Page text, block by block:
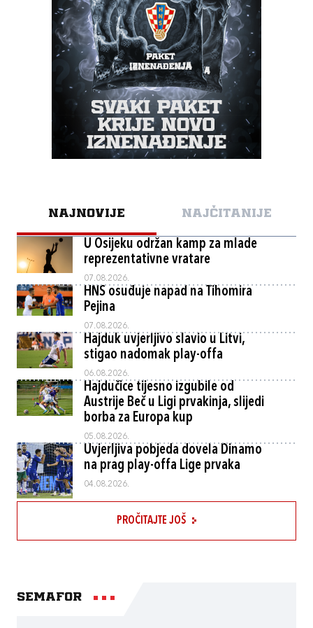
NAJNOVIJE NAJČITANIJE
U Osijeku održan kamp za mlade
reprezentativne vratare
07.08.2026.
HNS osuđuje napad na Tihomira
Pejina
07.08.2026.
Hajduk uvjerljivo slavio u Litvi,
stigao nadomak play-offa
06.08.2026.
Hajdučice tijesno izgubile od
Austrije Beč u Ligi prvakinja, slijedi
borba za Europa kup
05.08.2026.
Uvjerljiva pobjeda dovela Dinamo
na prag play-offa Lige prvaka
04.08.2026.
PROČITAJTE JOŠ
Semafor